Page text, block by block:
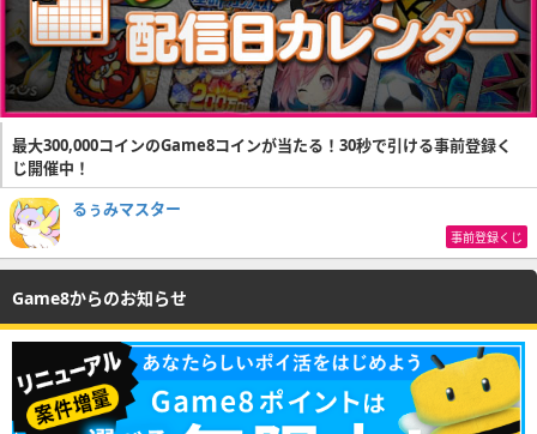
最大300,000コインのGame8コインが当たる！30秒で引ける事前登録く
じ開催中！
るぅみマスター
事前登録くじ
Game8からのお知らせ